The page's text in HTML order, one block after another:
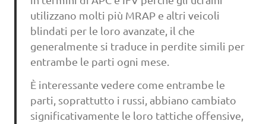
utilizzano molti più MRAP e altri veicoli
blindati per le loro avanzate, il che
generalmente si traduce in perdite simili per
entrambe le parti ogni mese.
È interessante vedere come entrambe le
parti, soprattutto i russi, abbiano cambiato
significativamente le loro tattiche offensive,